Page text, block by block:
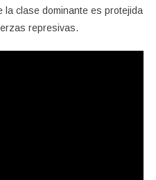
la clase dominante es protejida
represivas.